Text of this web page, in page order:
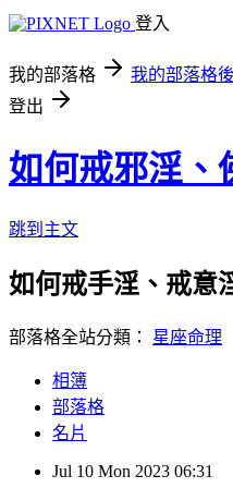
登入
我的部落格 我的部落格
登出
如何戒邪淫、
跳到主文
如何戒手淫、戒意
部落格全站分類： 星座命理
相簿
部落格
名片
Jul 10 Mon 2023 06:31